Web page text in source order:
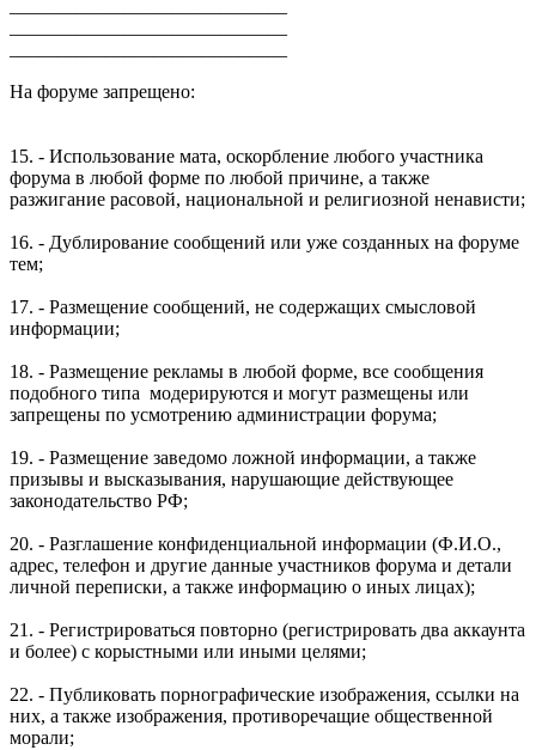
На форуме запрещено:
15. - Использование мата, оскорбление любого участника
форума в любой форме по любой причине, а также
разжигание расовой, национальной и религиозной ненависти;
16. - Дублирование сообщений или уже созданных на форуме
тем;
17. - Размещение сообщений, не содержащих смысловой
информации;
18. - Размещение рекламы в любой форме, все сообщения
подобного типа модерируются и могут размещены или
запрещены по усмотрению администрации форума;
19. - Размещение заведомо ложной информации, а также
призывы и высказывания, нарушающие действующее
законодательство РФ;
20. - Разглашение конфиденциальной информации (Ф.И.О.,
адрес, телефон и другие данные участников форума и детали
личной переписки, а также информацию о иных лицах);
21. - Регистрироваться повторно (регистрировать два аккаунта
и более) с корыстными или иными целями;
22. - Публиковать порнографические изображения, ссылки на
них, а также изображения, противоречащие общественной
морали;